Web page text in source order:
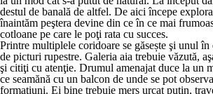
destul de banală de altfel. De aici începe
înaintăm peştera devine din ce în ce mai
cotloane pe care le poţi rata cu succes.
Printre multiplele coridoare se găsește şi unul
de picturi rupestre. Galeria aia trebuie văzută,
şi citiţi cu atenţie. Drumul amenajat duce la un
ce seamănă cu un balcon de unde se pot
formaţiuni. Ei bine trebuie mers urcat puţin,